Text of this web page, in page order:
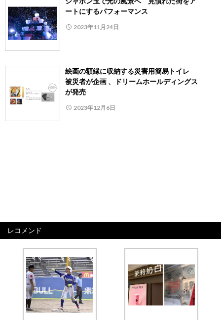
ートにするパフォーマンス
2023年11月24日
絵画の額縁に収納する災害用簡易トイレ
被災者が企画 、ドリームホールディングス
が発売
2023年12月6日
レコメンド